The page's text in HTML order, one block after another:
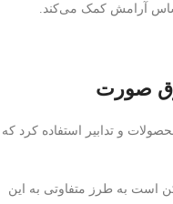
آرامش کمک می‌کند.
صورت
و تدابیر استفاده کرد که
است به طرز متفاوتی به این